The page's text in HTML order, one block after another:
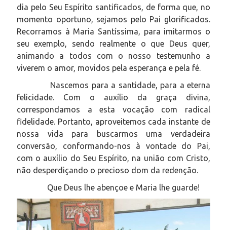
dia pelo Seu Espírito santificados, de forma que, no
momento oportuno, sejamos pelo Pai glorificados.
Recorramos à Maria Santíssima, para imitarmos o
seu exemplo, sendo realmente o que Deus quer,
animando a todos com o nosso testemunho a
viverem o amor, movidos pela esperança e pela fé.
Nascemos para a santidade, para a eterna
felicidade. Com o auxílio da graça divina,
correspondamos a esta vocação com radical
fidelidade. Portanto, aproveitemos cada instante de
nossa vida para buscarmos uma verdadeira
conversão, conformando-nos à vontade do Pai,
com o auxílio do Seu Espírito, na união com Cristo,
não desperdiçando o precioso dom da redenção.
Que Deus lhe abençoe e Maria lhe guarde!